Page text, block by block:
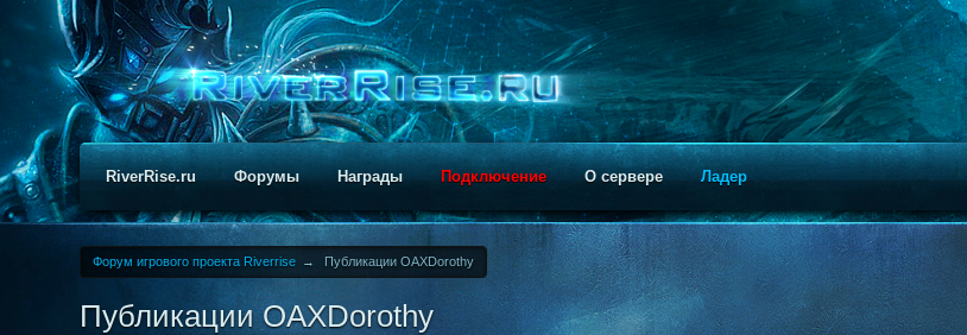
RiverRise.ru Форумы Награды Подключение О сервере Ладер
Форум игрового проекта Riverrise → Публикации OAXDorothy
Публикации OAXDorothy